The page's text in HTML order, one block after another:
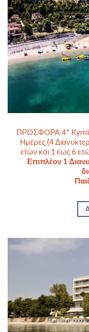
ΠΡΟΣΦΟΡΑ 4* Kymi
Ημέρες (4
ετών και 1 έως 6
Επιπλέον 1